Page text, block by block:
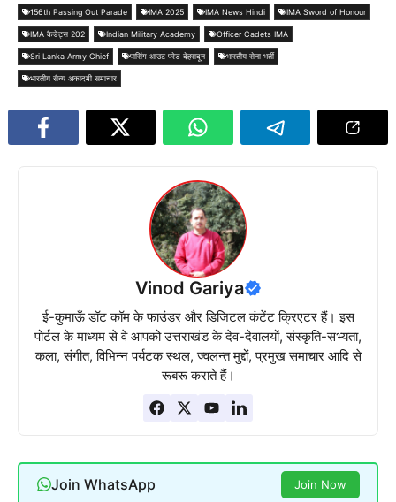
156th Passing Out Parade IMA 2025 IMA News Hindi IMA Sword of Honour
IMA कैडेट्स 202 Indian Military Academy Officer Cadets IMA
Sri Lanka Army Chief पासिंग आउट परेड देहरादून भारतीय सेना भर्ती
भारतीय सैन्य अकादमी समाचार
Vinod Gariya
ई-कुमाऊँ डॉट कॉम के फाउंडर और डिजिटल कंटेंट क्रिएटर हैं। इस
पोर्टल के माध्यम से वे आपको उत्तराखंड के देव-देवालयों, संस्कृति-सभ्यता,
कला, संगीत, विभिन्न पर्यटक स्थल, ज्वलन्त मुद्दों, प्रमुख समाचार आदि से
रूबरू कराते हैं।
Join WhatsApp Join Now